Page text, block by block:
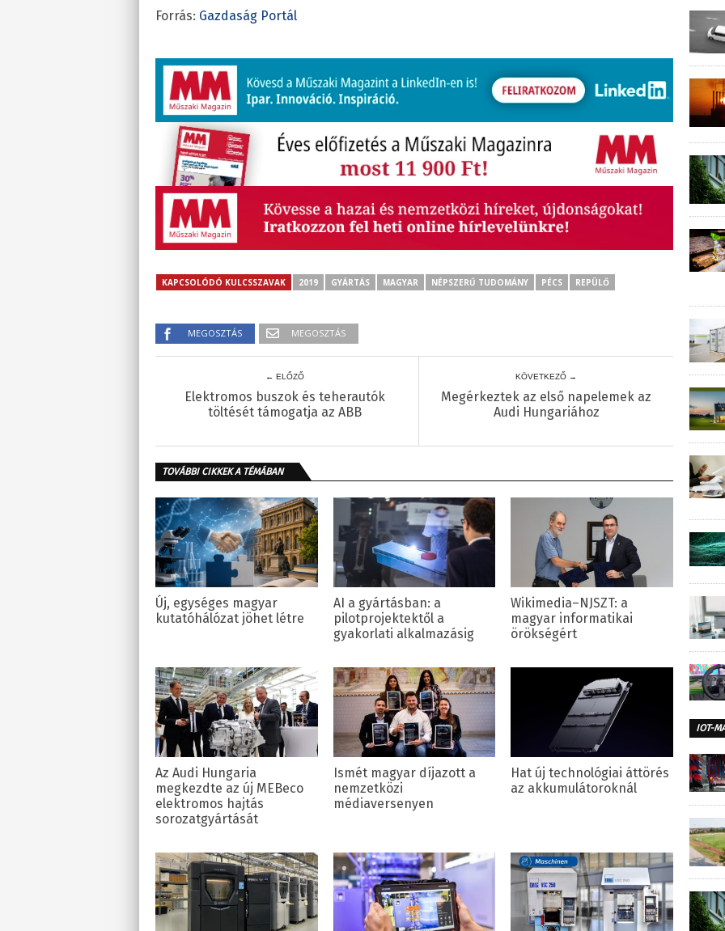
Forrás: Gazdaság Portál
KAPCSOLÓDÓ KULCSSZAVAK 2019 GYÁRTÁS MAGYAR NÉPSZERŰ TUDOMÁNY PÉCS REPÜLŐ
MEGOSZTÁS MEGOSZTÁS
← ELŐZŐ
Elektromos buszok és teherautók
töltését támogatja az ABB
KÖVETKEZŐ →
Megérkeztek az első napelemek az
Audi Hungariához
TOVÁBBI CIKKEK A TÉMÁBAN
Új, egységes magyar
kutatóhálózat jöhet létre
AI a gyártásban: a
pilotprojektektől a
gyakorlati alkalmazásig
Wikimedia–NJSZT: a
magyar informatikai
örökségért
Az Audi Hungaria
megkezdte az új MEBeco
elektromos hajtás
sorozatgyártását
Ismét magyar díjazott a
nemzetközi
médiaversenyen
Hat új technológiai áttörés
az akkumulátoroknál
IOT-